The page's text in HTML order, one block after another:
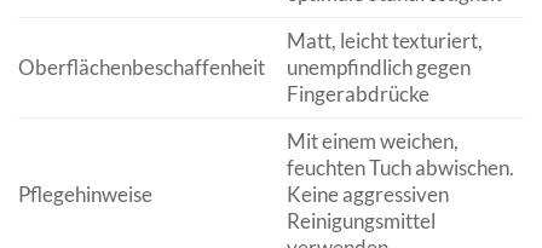
Oberflächenbeschaffenheit
Matt, leicht texturiert,
unempfindlich gegen
Fingerabdrücke
Pflegehinweise
Mit einem weichen,
feuchten Tuch abwischen.
Keine aggressiven
Reinigungsmittel